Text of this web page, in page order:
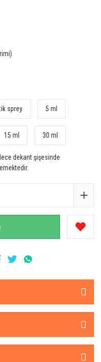
sprey 5 ml
15 ml 30 ml
dekant şişesinde